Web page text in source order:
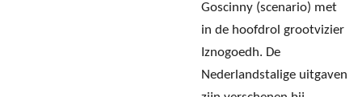
Goscinny (scenario) met
in de hoofdrol grootvizier
Iznogoedh. De
Nederlandstalige uitgaven